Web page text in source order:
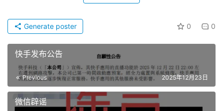
0 0
Generate poster
快手发布公告
Previous 2025年12月23日
微信辟谣